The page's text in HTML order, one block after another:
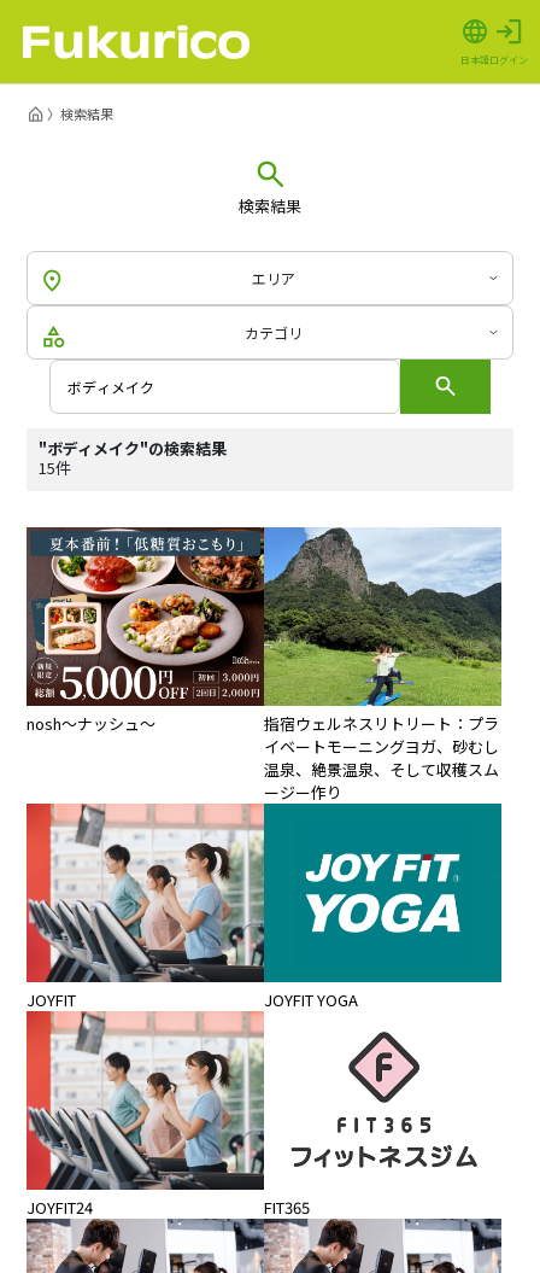
日本語ログイン
検索結果
検索結果
エリア
カテゴリ
"ボディメイク"の検索結果
15件
nosh～ナッシュ～
指宿ウェルネスリトリート：プラ
イベートモーニングヨガ、砂むし
温泉、絶景温泉、そして収穫スム
ージー作り
JOYFIT JOYFIT YOGA
JOYFIT24 FIT365